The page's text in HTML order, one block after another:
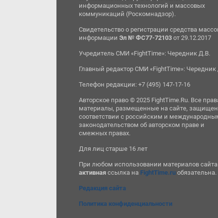
информационных технологий и массовых
коммуникаций (Роскомнадзор).
Свидетельство о регистрации средства
информацииЭл № ФС77-72103 от 29.12.2017
Учредитель СМИ «FightTime»: Чередник Д.В.
Главный редактор СМИ «FightTime»: Чередник
Телефон редакции: +7 (495) 147-17-16
Авторское право © 2025 FightTime.Ru. Все
материалы, размещенные на сайте,
соответствии с российским и
законодательством об авторском праве и
смежных правах.
Для лиц старше 16 лет
При любом использовании материалов сайта
активная ссылка на FightTime.ru обязательна.
Редакция сайта
Политика конфиденциальности